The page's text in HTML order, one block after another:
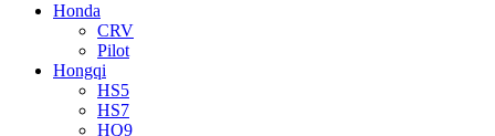
Honda
CRV
Pilot
Hongqi
HS5
HS7
HQ9